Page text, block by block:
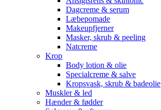
Dagcreme & serum
Læbepomade
Makeupfjerner
Masker, skrub & peeling
Natcreme
Krop
Body lotion & olie
Specialcreme & salve
Kropsvask, skrub & badeolie
Muskler & led
Hænder & fødder